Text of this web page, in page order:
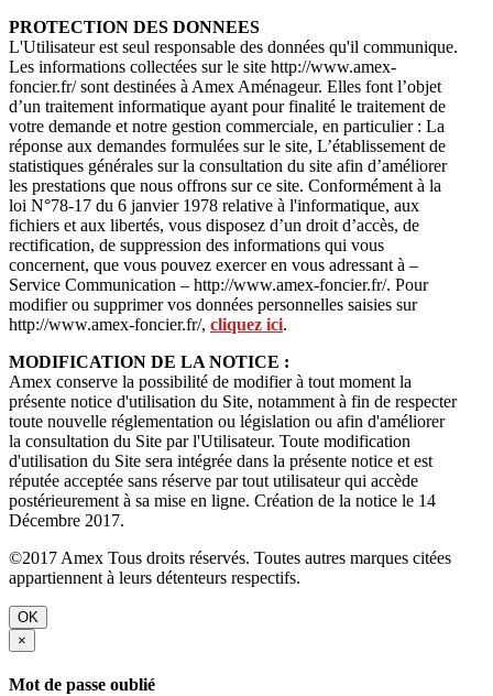
PROTECTION DES DONNEES
L'Utilisateur est seul responsable des données qu'il communique.
Les informations collectées sur le site http://www.amex-
foncier.fr/ sont destinées à Amex Aménageur. Elles font l’objet
d’un traitement informatique ayant pour finalité le traitement de
votre demande et notre gestion commerciale, en particulier : La
réponse aux demandes formulées sur le site, L’établissement de
statistiques générales sur la consultation du site afin d’améliorer
les prestations que nous offrons sur ce site. Conformément à la
loi N°78-17 du 6 janvier 1978 relative à l'informatique, aux
fichiers et aux libertés, vous disposez d’un droit d’accès, de
rectification, de suppression des informations qui vous
concernent, que vous pouvez exercer en vous adressant à –
Service Communication – http://www.amex-foncier.fr/. Pour
modifier ou supprimer vos données personnelles saisies sur
http://www.amex-foncier.fr/, cliquez ici.
MODIFICATION DE LA NOTICE :
Amex conserve la possibilité de modifier à tout moment la
présente notice d'utilisation du Site, notamment à fin de respecter
toute nouvelle réglementation ou législation ou afin d'améliorer
la consultation du Site par l'Utilisateur. Toute modification
d'utilisation du Site sera intégrée dans la présente notice et est
réputée acceptée sans réserve par tout utilisateur qui accède
postérieurement à sa mise en ligne. Création de la notice le 14
Décembre 2017.
©2017 Amex Tous droits réservés. Toutes autres marques citées
appartiennent à leurs détenteurs respectifs.
OK
×
Mot de passe oublié